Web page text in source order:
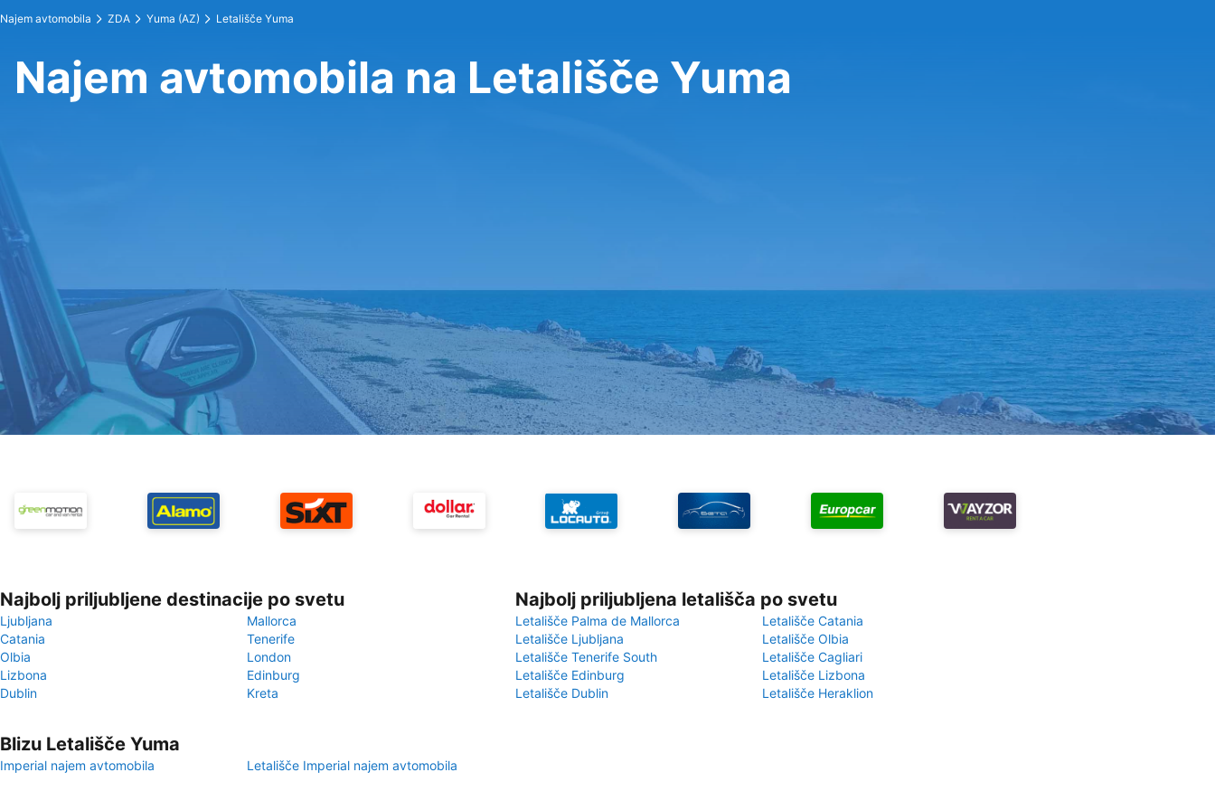
Najem avtomobila ZDA Yuma (AZ) Letališče Yuma
Najem avtomobila na Letališče Yuma
Najbolj priljubljene destinacije po svetu
Ljubljana
Mallorca
Catania
Tenerife
Olbia
London
Lizbona
Edinburg
Dublin
Kreta
Najbolj priljubljena letališča po svetu
Letališče Palma de Mallorca
Letališče Catania
Letališče Ljubljana
Letališče Olbia
Letališče Tenerife South
Letališče Cagliari
Letališče Edinburg
Letališče Lizbona
Letališče Dublin
Letališče Heraklion
Blizu Letališče Yuma
Imperial najem avtomobila Letališče Imperial najem avtomobila